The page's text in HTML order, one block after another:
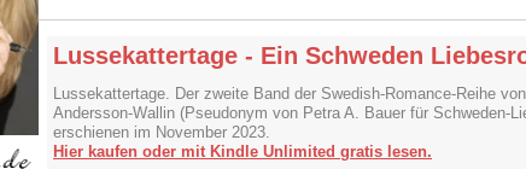
Lussekattertage - Ein Schweden
Lussekattertage. Der zweite Band der Swedish-Romance-Reihe
Andersson-Wallin (Pseudonym von Petra A. Bauer für Schweden-
erschienen im November 2023.
Hier kaufen oder mit Kindle Unlimited gratis lesen.